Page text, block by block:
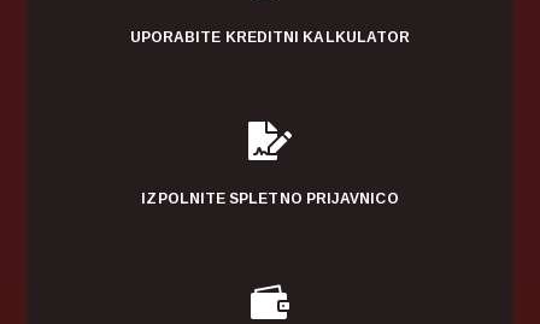
UPORABITE KREDITNI KALKULATOR

IZPOLNITE SPLETNO PRIJAVNICO
